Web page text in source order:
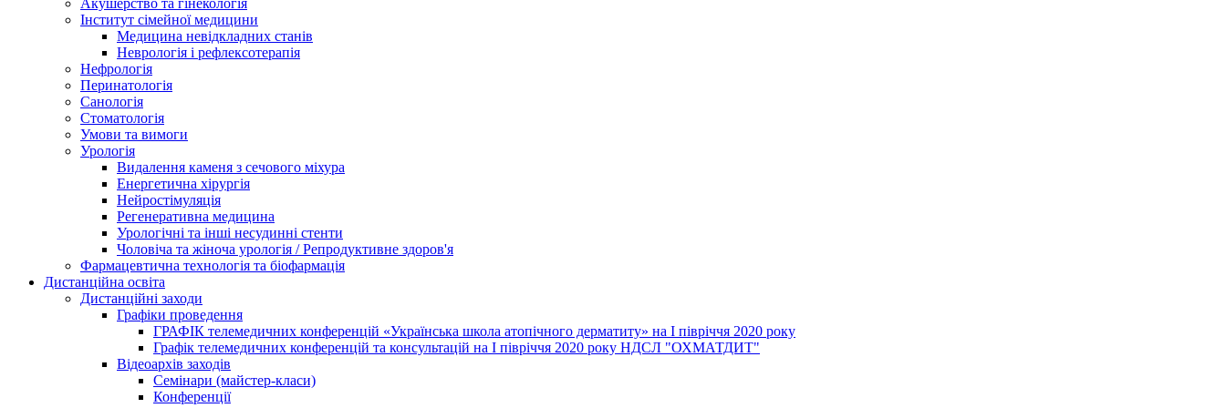
Акушерство та гінекологія
Інститут сімейної медицини
Медицина невідкладних станів
Неврологія і рефлексотерапія
Нефрологія
Перинатологія
Санологія
Стоматологія
Умови та вимоги
Урологія
Видалення каменя з сечового міхура
Енергетична хірургія
Нейростімуляція
Регенеративна медицина
Урологічні та інші несудинні стенти
Чоловіча та жіноча урологія / Репродуктивне здоров'я
Фармацевтична технологія та біофармація
Дистанційна освіта
Дистанційні заходи
Графіки проведення
ГРАФІК телемедичних конференцій «Українська школа атопічного дерматиту» на І півріччя 2020 року
Графік телемедичних конференцій та консультацій на І півріччя 2020 року НДСЛ "ОХМАТДИТ"
Відеоархів заходів
Семінари (майстер-класи)
Конференції